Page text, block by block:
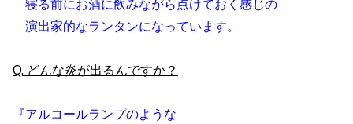
寝る前にお酒に飲みながら点けておく感じの
演出家的なランタンになっています。
Q. どんな炎が出るんですか？
『アルコールランプのような